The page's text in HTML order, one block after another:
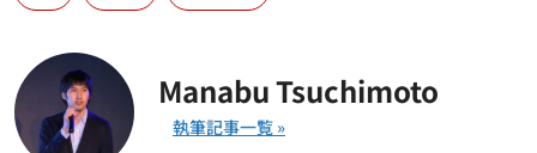
Manabu Tsuchimoto